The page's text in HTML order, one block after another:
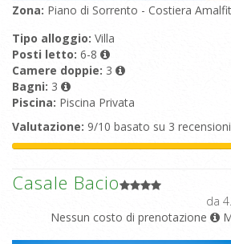
Zona: Piano di Sorrento - Costiera
Tipo alloggio: Villa
Posti letto: 6-8
Camere doppie: 3
Bagni: 3
Piscina: Piscina Privata
Valutazione: 9/10 basato su 3 recensioni
Casale Bacio
da
Nessun costo di prenotazione